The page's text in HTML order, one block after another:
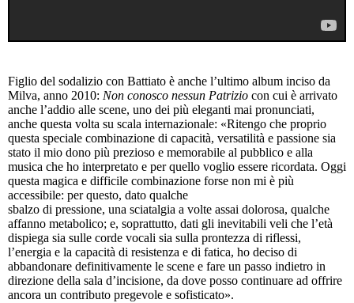
Figlio del sodalizio con Battiato è anche l’ultimo album inciso da
Milva, anno 2010: Non conosco nessun Patrizio con cui è arrivato
anche l’addio alle scene, uno dei più eleganti mai pronunciati,
anche questa volta su scala internazionale: «Ritengo che proprio
questa speciale combinazione di capacità, versatilità e passione sia
stato il mio dono più prezioso e memorabile al pubblico e alla
musica che ho interpretato e per quello voglio essere ricordata. Oggi
questa magica e difficile combinazione forse non mi è più
accessibile: per questo, dato qualche
sbalzo di pressione, una sciatalgia a volte assai dolorosa, qualche
affanno metabolico; e, soprattutto, dati gli inevitabili veli che l’età
dispiega sia sulle corde vocali sia sulla prontezza di riflessi,
l’energia e la capacità di resistenza e di fatica, ho deciso di
abbandonare definitivamente le scene e fare un passo indietro in
direzione della sala d’incisione, da dove posso continuare ad offrire
ancora un contributo pregevole e sofisticato».